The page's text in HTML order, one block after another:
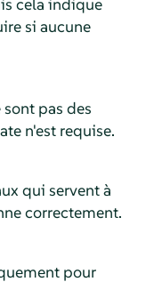
cela indique
si aucune
pas des
n'est requise.
qui servent à
correctement.
pour